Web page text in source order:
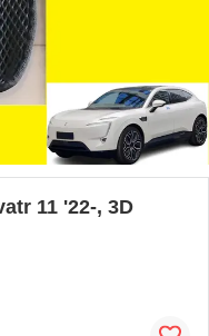
11 '22-, 3D